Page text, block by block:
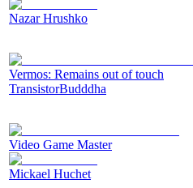
Nazar Hrushko
Vermos: Remains out of touch
TransistorBudddha
Video Game Master
Mickael Huchet